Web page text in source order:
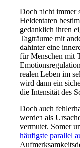
Doch nicht immer
Heldentaten
gedanklich ihren
Tagträume mit
dahinter eine
für Menschen mit
realen Leben im
wird dann ein
die Intensität des
Doch auch
werden als
vermutet. Somer
häufigste parallel